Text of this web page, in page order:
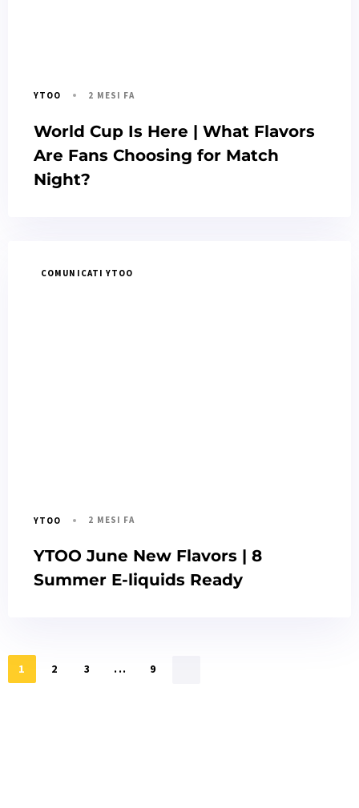
YTOO 2 MESI FA
World Cup Is Here | What Flavors
Are Fans Choosing for Match
Night?
COMUNICATI YTOO
YTOO 2 MESI FA
YTOO June New Flavors | 8
Summer E-liquids Ready
1 2 3 ... 9